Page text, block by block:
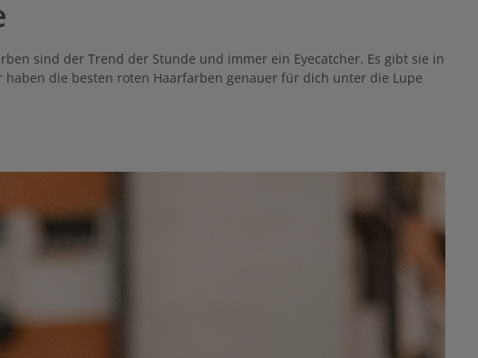
sind der Trend der Stunde und immer ein Eyecatcher. Es gibt sie in
die besten roten Haarfarben genauer für dich unter die Lupe